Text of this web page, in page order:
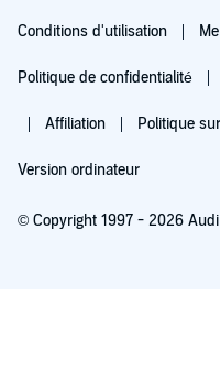
Conditions d'utilisation
Politique de confidentialité
Affiliation Politique
Version ordinateur
© Copyright 1997 - 2026